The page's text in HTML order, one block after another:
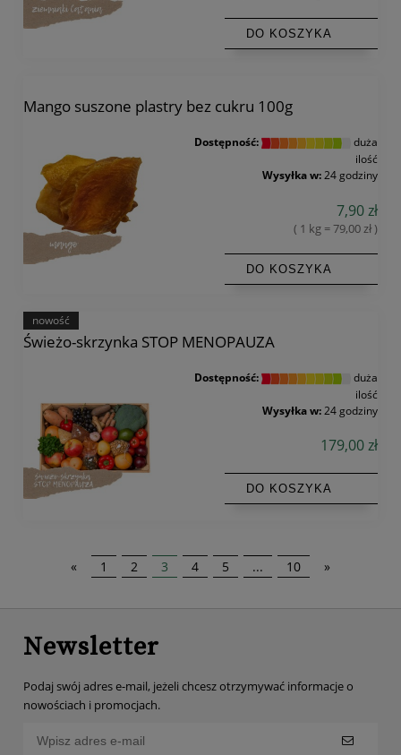
DO KOSZYKA
Mango suszone plastry bez cukru 100g
Dostępność:
duża
ilość
Wysyłka w: 24 godziny
7,90 zł
( 1 kg = 79,00 zł )
DO KOSZYKA
Świeżo-skrzynka STOP MENOPAUZA
Dostępność:
duża
ilość
Wysyłka w: 24 godziny
179,00 zł
DO KOSZYKA
nowość
« 1 2 3 4 5 ... 10 »
Newsletter
Podaj swój adres e-mail, jeżeli chcesz otrzymywać informacje o
nowościach i promocjach.